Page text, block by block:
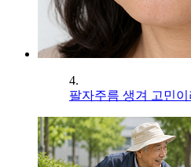
4.
팔자주름 생겨 고민